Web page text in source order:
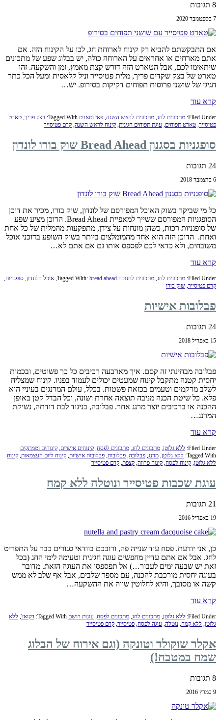
8 תגובות
7 בספטמבר 2020
אם התבקשתם להביא רק קינוח לארוחת חג, לכו על הקינוח הזה. אם
אתם מארחים או אחראים על הארוחה כולה, יש בבלוג שפע של מתכונים
שיתאימו לכם, אבל הטארט הזה דורש קצת מאמץ, זמן והשקעה. זהו
טארט של בצק שקדים פריך, מלית פטיסייר וניל קלאסית ומעל הכל כתר
חגיגי של שושני פרוסות תפוחים דקיקות בסירופ. יש…
קרא עוד
Filed Under: מתכונים לחג, מתכונים לראש השנה, פאי וטארט Tagged With: בצק פריך, טארט
פטיסייר, טארט תפוחים, עוגת תפוחים חגיגית, קינוח לראש השנה, קרם פטיסייר
סופגניות בסגנון Bread Ahead שוק בורו לונדון
24 תגובות
6 בדצמבר 2018
כל מי שביקר בשוק האוכל המפורסם של לונדון, שוק בורו, מכיר את דוכן
הסופגניות המפורסם ששייך למאפיית Bread Ahead. הדוכן מציע שפע
של סופגניות רכות, כשהן מונחות על צידן, מתפקעות מהמלית של כל אחת
ואחת. הדוכן הזה הוא אחד מהמומלצים ביותר בשוק השופע בדוכני אוכל
משובחים, ולא כדאי לכם לפספס אותו גם אם אתם לא…
קרא עוד
Filed Under: מתכונים לחג, מתכונים לחנוכה Tagged With: bread ahead
, אוכל בלונדון, סופגניות,
קרם פטיסייר, שוק בורו
פבלובות אישיות
24 תגובות
15 באפריל 2018
פבלובה מבחינתי זה קסם. איך מארבעה רכיבים כל כך פשוטים, ובכמות
יחסית קטנה מתקבל קינוח שמעטים יכולים לעמוד בפניו. קינוח שמצליח
לשלב מרקמים וטעמים בכזאת פשטות. בכלל, עולם המרנגים בעיניי הוא
פלא. כל שיטת הכנה מניבה תוצאה אחרת ושונה, וכל הבדל קטן באופן
ההכנה או ברכיבים יוצר מרנג אחר. פבלובה, בניגוד לבת דודתה, נשיקת
המרנג…
קרא עוד
Filed Under: ללא גלוטן, מתכונים לחג, מתכונים לפסח, קינוחים אישיים, קינוחים וממתקים
Tagged With: ללא גלוטן, מרנג, פבלובה, פבלובות, פבלובות אישיות, קינוח ליום העצמאות, קינוח
ללא גלוטן, קינוח לפסח, קינוח פרווה, קצפת, קרם פטיסייר
עוגת שכבות פטיסייר ונוטלה ללא קמח
21 תגובות
19 באפריל 2016
כן, אני יודעת. פסח עוד שנייה פה, ורובכם בוודאי סגורים כבר על התפריט
לחג. אבל אם אתם עדיין מחפשים עוגה חגיגית וטעימה לימי החג (בכל
זאת יש שבעה ימים לעבור…) אל תפספסו את העוגה הזאת. מדובר
בעוגה יחסית מורכבת להכנה, עם מספר שלבים, אבל אף שלב לא ממש
קשה או מסובך, והיא לחלוטין שווה את ההשקעה…
קרא עוד
Filed Under: ללא גלוטן, מתכונים לחג, מתכונים לפסח, עוגות רושם Tagged With: דקואז', ללא
גלוטן, ללא קמח, נוטלה, עוגה לפסח, פטיסייר, קרם פטיסייר
אקלר שוקולד וטונקה (וגם אירוח של הבלוג
שמח במטבח!)
8 תגובות
9 במרץ 2016